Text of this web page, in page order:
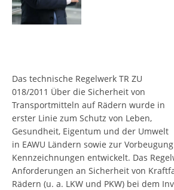
Das technische Regelwerk TR ZU
018/2011 Über die Sicherheit von
Transportmitteln auf Rädern wurde in
erster Linie zum Schutz von Leben,
Gesundheit, Eigentum und der Umwelt
in EAWU Ländern sowie zur
Kennzeichnungen entwickelt. Das
Anforderungen an Sicherheit von
Rädern (u. a. LKW und PKW) bei dem